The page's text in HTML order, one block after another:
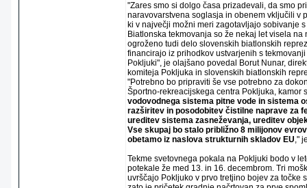
"Zares smo si dolgo časa prizadevali, da smo
naravovarstvena soglasja in obenem vključili v
ki v največji možni meri zagotavljajo sobivanje
Biatlonska tekmovanja so že nekaj let visela na
ogroženo tudi delo slovenskih biatlonskih
financirajo iz prihodkov ustvarjenih s
Pokljuki", je olajšano povedal Borut Nunar,
komiteja Pokljuka in slovenskih biatlonskih
"Potrebno bo pripraviti še vse potrebno za
Športno-rekreacijskega centra Pokljuka, kamor
vodovodnega sistema pitne vode in sistema
razširitev in posodobitev čistilne naprave za
ureditev sistema zasneževanja, ureditev
Vse skupaj bo stalo približno 8 milijonov
obetamo iz naslova strukturnih skladov EU,"
Tekme svetovnega pokala na Pokljuki bodo v
potekale že med 13. in 16. decembrom. Tri
uvrščajo Pokljuko v prvo tretjino bojev za točke